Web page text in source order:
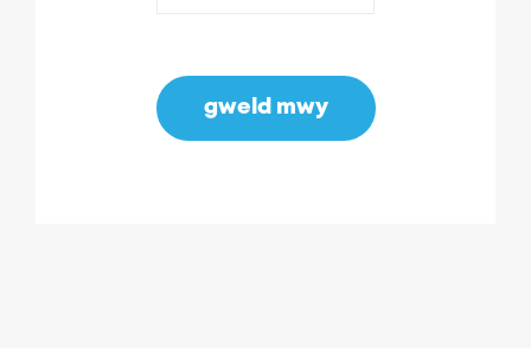
gweld mwy